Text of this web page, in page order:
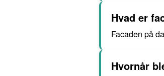
Hvad er
Facaden på
Hvornår